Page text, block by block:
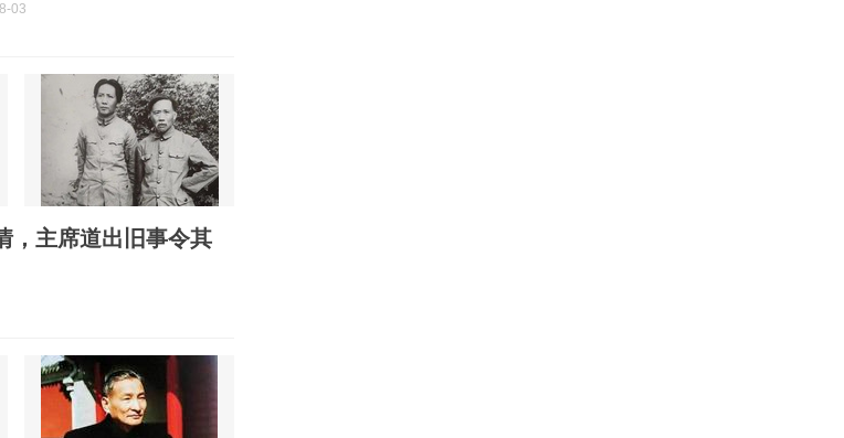
03
，主席道出旧事令其